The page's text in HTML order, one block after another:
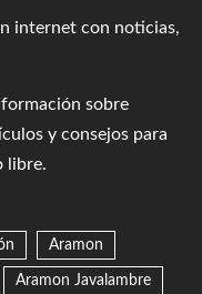
internet con noticias,
sobre
y consejos para
libre.
Aramon
Aramon Javalambre